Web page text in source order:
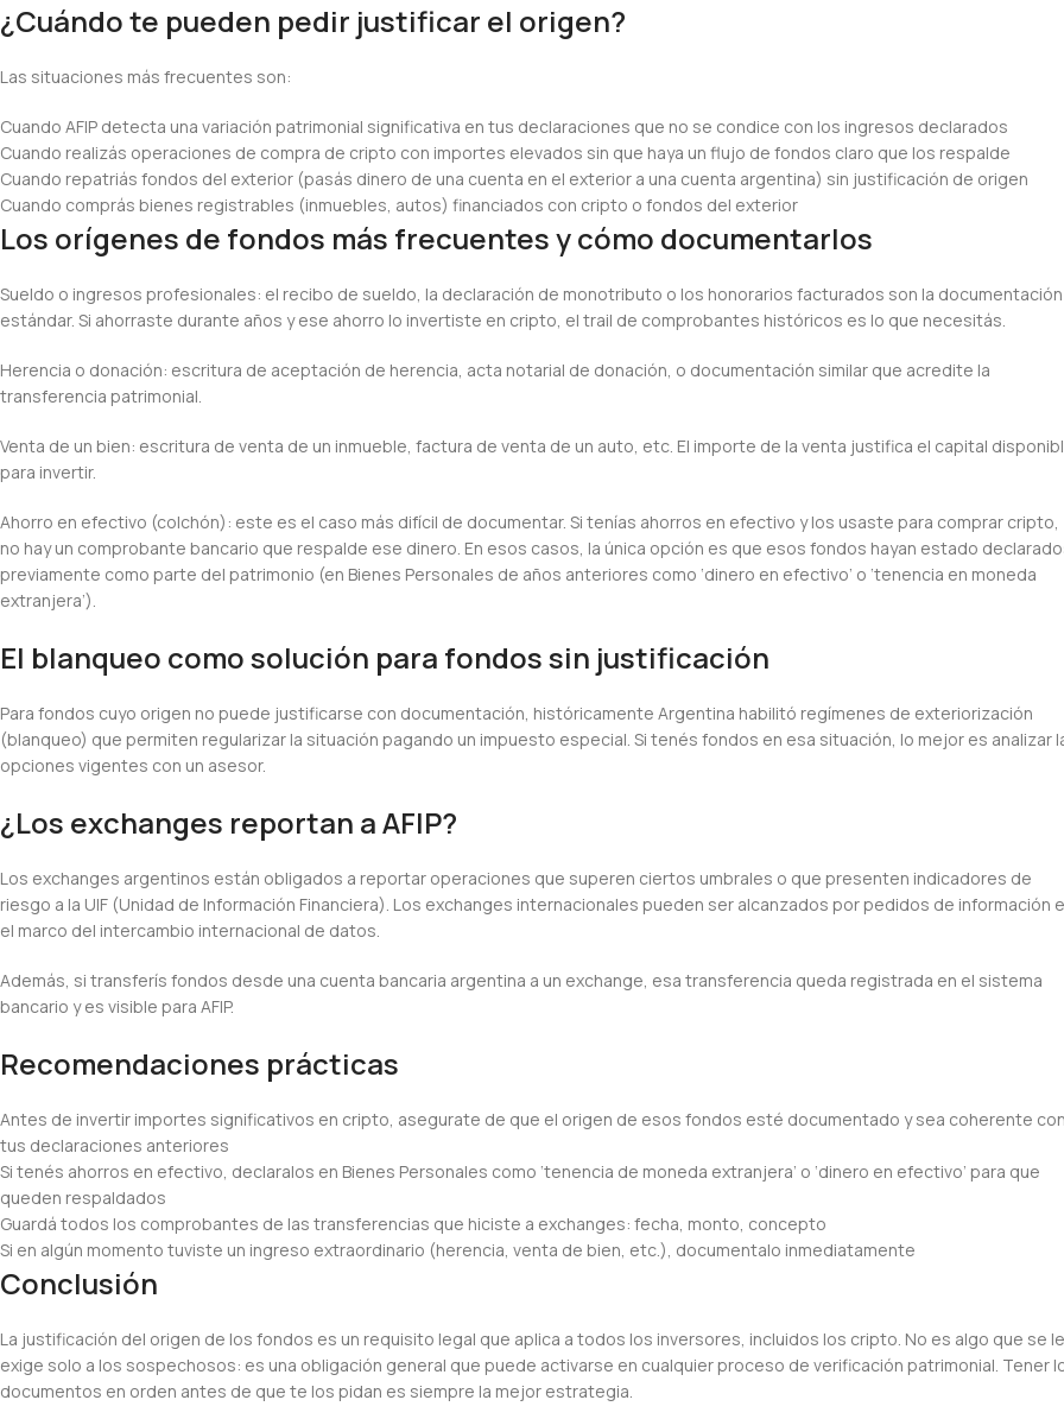
¿Cuándo te pueden pedir justificar el origen?
Las situaciones más frecuentes son:
Cuando AFIP detecta una variación patrimonial significativa en tus declaraciones que no se condice con los ingresos declarados
Cuando realizás operaciones de compra de cripto con importes elevados sin que haya un flujo de fondos claro que los respalde
Cuando repatriás fondos del exterior (pasás dinero de una cuenta en el exterior a una cuenta argentina) sin justificación de origen
Cuando comprás bienes registrables (inmuebles, autos) financiados con cripto o fondos del exterior
Los orígenes de fondos más frecuentes y cómo documentarlos
Sueldo o ingresos profesionales: el recibo de sueldo, la declaración de monotributo o los honorarios facturados son la documentación
estándar. Si ahorraste durante años y ese ahorro lo invertiste en cripto, el trail de comprobantes históricos es lo que necesitás.
Herencia o donación: escritura de aceptación de herencia, acta notarial de donación, o documentación similar que acredite la
transferencia patrimonial.
Venta de un bien: escritura de venta de un inmueble, factura de venta de un auto, etc. El importe de la venta justifica el capital
para invertir.
Ahorro en efectivo (colchón): este es el caso más difícil de documentar. Si tenías ahorros en efectivo y los usaste para comprar cripto,
no hay un comprobante bancario que respalde ese dinero. En esos casos, la única opción es que esos fondos hayan estado
previamente como parte del patrimonio (en Bienes Personales de años anteriores como ‘dinero en efectivo’ o ‘tenencia en moneda
extranjera’).
El blanqueo como solución para fondos sin justificación
Para fondos cuyo origen no puede justificarse con documentación, históricamente Argentina habilitó regímenes de exteriorización
(blanqueo) que permiten regularizar la situación pagando un impuesto especial. Si tenés fondos en esa situación, lo mejor es analizar
opciones vigentes con un asesor.
¿Los exchanges reportan a AFIP?
Los exchanges argentinos están obligados a reportar operaciones que superen ciertos umbrales o que presenten indicadores de
riesgo a la UIF (Unidad de Información Financiera). Los exchanges internacionales pueden ser alcanzados por pedidos de información
el marco del intercambio internacional de datos.
Además, si transferís fondos desde una cuenta bancaria argentina a un exchange, esa transferencia queda registrada en el sistema
bancario y es visible para AFIP.
Recomendaciones prácticas
Antes de invertir importes significativos en cripto, asegurate de que el origen de esos fondos esté documentado y sea coherente
tus declaraciones anteriores
Si tenés ahorros en efectivo, declaralos en Bienes Personales como ‘tenencia de moneda extranjera’ o ‘dinero en efectivo’ para que
queden respaldados
Guardá todos los comprobantes de las transferencias que hiciste a exchanges: fecha, monto, concepto
Si en algún momento tuviste un ingreso extraordinario (herencia, venta de bien, etc.), documentalo inmediatamente
Conclusión
La justificación del origen de los fondos es un requisito legal que aplica a todos los inversores, incluidos los cripto. No es algo que se le
exige solo a los sospechosos: es una obligación general que puede activarse en cualquier proceso de verificación patrimonial. Tener
documentos en orden antes de que te los pidan es siempre la mejor estrategia.